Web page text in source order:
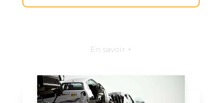
En savoir +